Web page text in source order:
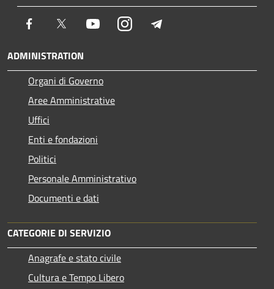
Facebook Twitter YoutubeInstagram
ADMINISTRATION
Organi di Governo
Aree Amministrative
Uffici
Enti e fondazioni
Politici
Personale Amministrativo
Documenti e dati
CATEGORIE DI SERVIZIO
Anagrafe e stato civile
Cultura e Tempo Libero